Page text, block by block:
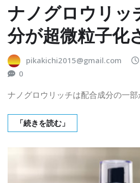
ナノグロウリッ
分が超微粒子化
pikakichi2015@gmail.com
0
ナノグロウリッチは配合成分の一
「続きを読む」